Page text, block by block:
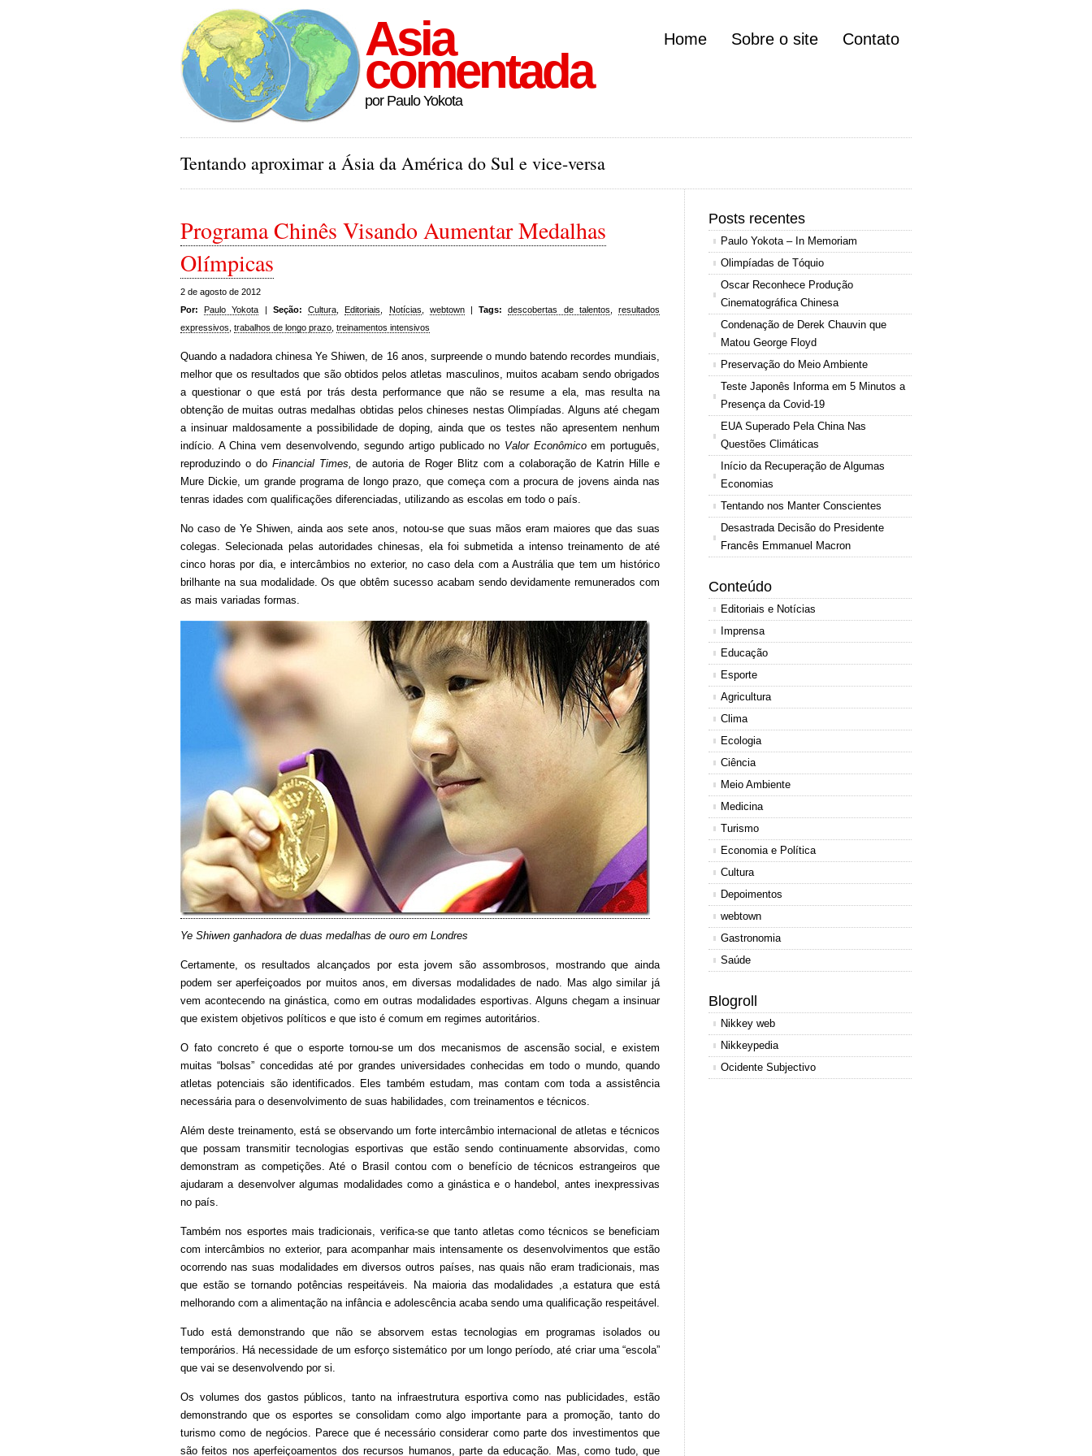
Asia
comentada
por Paulo Yokota
Home Sobre o site Contato
Tentando aproximar a Ásia da América do Sul e vice-versa
Programa Chinês Visando Aumentar Medalhas
Olímpicas
2 de agosto de 2012
Por:
Paulo Yokota | Seção: Cultura ,Editoriais Notícias webtown|Tags: descobertas de talentos ,resultados
expressivos trabalhos de longo prazo treinamentos intensivos
Quando a nadadora chinesa Ye Shiwen, de 16 anos, surpreende o mundo batendo recordes mundiais,
melhor que os resultados que são obtidos pelos atletas masculinos, muitos acabam sendo obrigados
a questionar o que está por trás desta performance que não se resume a ela, mas resulta na
obtenção de muitas outras medalhas obtidas pelos chineses nestas Olimpíadas. Alguns até chegam
a insinuar maldosamente a possibilidade de doping, ainda que os testes não apresentem nenhum
indício. A China vem desenvolvendo, segundo artigo publicado no Valor Econômicoem português,
reproduzindo o do Financial Times,de autoria de Roger Blitz com a colaboração de Katrin Hille e
Mure Dickie, um grande programa de longo prazo, que começa com a procura de jovens ainda nas
tenras idades com qualificações diferenciadas, utilizando as escolas em todo o país.
No caso de Ye Shiwen, ainda aos sete anos, notou-se que suas mãos eram maiores que das suas
colegas. Selecionada pelas autoridades chinesas, ela foi submetida a intenso treinamento de até
cinco horas por dia, e intercâmbios no exterior, no caso dela com a Austrália que tem um histórico
brilhante na sua modalidade. Os que obtêm sucesso acabam sendo devidamente remunerados com
as mais variadas formas.
Ye Shiwen ganhadora de duas medalhas de ouro em Londres
Certamente, os resultados alcançados por esta jovem são assombrosos, mostrando que ainda
podem ser aperfeiçoados por muitos anos, em diversas modalidades de nado. Mas algo similar já
vem acontecendo na ginástica, como em outras modalidades esportivas. Alguns chegam a insinuar
que existem objetivos políticos e que isto é comum em regimes autoritários.
O fato concreto é que o esporte tornou-se um dos mecanismos de ascensão social, e existem
muitas “bolsas” concedidas até por grandes universidades conhecidas em todo o mundo, quando
atletas potenciais são identificados. Eles também estudam, mas contam com toda a assistência
necessária para o desenvolvimento de suas habilidades, com treinamentos e técnicos.
Além deste treinamento, está se observando um forte intercâmbio internacional de atletas e técnicos
que possam transmitir tecnologias esportivas que estão sendo continuamente absorvidas, como
demonstram as competições. Até o Brasil contou com o benefício de técnicos estrangeiros que
ajudaram a desenvolver algumas modalidades como a ginástica e o handebol, antes inexpressivas
no país.
Também nos esportes mais tradicionais, verifica-se que tanto atletas como técnicos se beneficiam
com intercâmbios no exterior, para acompanhar mais intensamente os desenvolvimentos que estão
ocorrendo nas suas modalidades em diversos outros países, nas quais não eram tradicionais, mas
que estão se tornando potências respeitáveis. Na maioria das modalidades ,a estatura que está
melhorando com a alimentação na infância e adolescência acaba sendo uma qualificação respeitável.
Tudo está demonstrando que não se absorvem estas tecnologias em programas isolados ou
temporários. Há necessidade de um esforço sistemático por um longo período, até criar uma “escola”
que vai se desenvolvendo por si.
Os volumes dos gastos públicos, tanto na infraestrutura esportiva como nas publicidades, estão
demonstrando que os esportes se consolidam como algo importante para a promoção, tanto do
turismo como de negócios. Parece que é necessário considerar como parte dos investimentos que
são feitos nos aperfeiçoamentos dos recursos humanos, parte da educação. Mas, como tudo, que
Posts recentes
Paulo Yokota – In Memoriam
Olimpíadas de Tóquio
Oscar Reconhece Produção
Cinematográfica Chinesa
Condenação de Derek Chauvin que
Matou George Floyd
Preservação do Meio Ambiente
Teste Japonês Informa em 5 Minutos a
Presença da Covid-19
EUA Superado Pela China Nas
Questões Climáticas
Início da Recuperação de Algumas
Economias
Tentando nos Manter Conscientes
Desastrada Decisão do Presidente
Francês Emmanuel Macron
Conteúdo
Editoriais e Notícias
Imprensa
Educação
Esporte
Agricultura
Clima
Ecologia
Ciência
Meio Ambiente
Medicina
Turismo
Economia e Política
Cultura
Depoimentos
webtown
Gastronomia
Saúde
Blogroll
Nikkey web
Nikkeypedia
Ocidente Subjectivo